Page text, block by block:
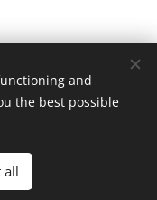
voorbehouden.
and
the best possible
all